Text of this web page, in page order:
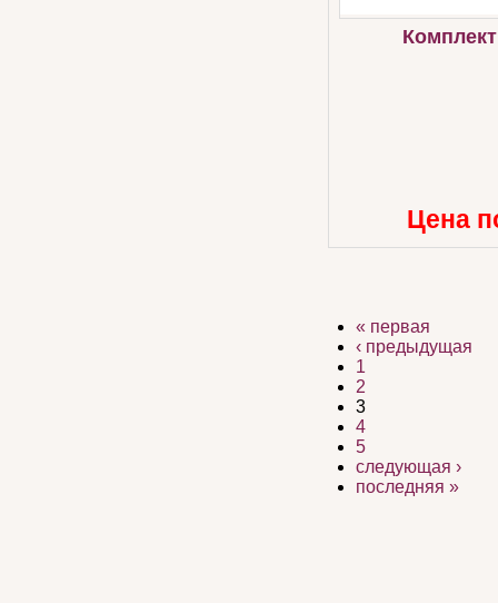
Цена
« первая
‹ предыдущая
1
2
3
4
5
следующая ›
последняя »